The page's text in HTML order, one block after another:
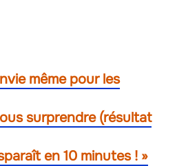
même pour les
surprendre (résultat
en 10 minutes ! »